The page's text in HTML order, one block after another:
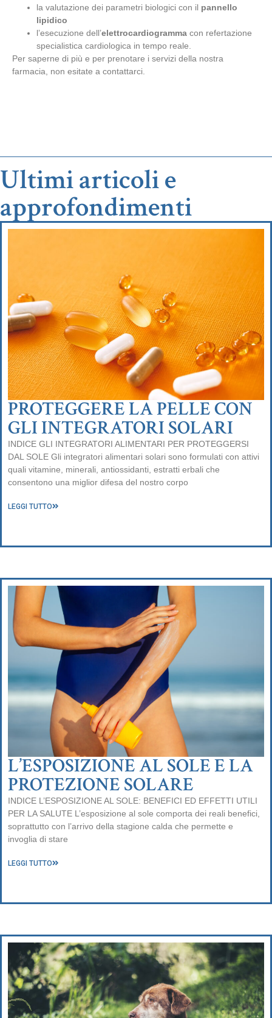
la valutazione dei parametri biologici con il pannello
lipidico
l’esecuzione dell’elettrocardiogramma con refertazione
specialistica cardiologica in tempo reale.
Per saperne di più e per prenotare i servizi della nostra
farmacia, non esitate a contattarci.
Ultimi articoli e
approfondimenti
PROTEGGERE LA PELLE CON
GLI INTEGRATORI SOLARI
INDICE GLI INTEGRATORI ALIMENTARI PER PROTEGGERSI
DAL SOLE Gli integratori alimentari solari sono formulati con attivi
quali vitamine, minerali, antiossidanti, estratti erbali che
consentono una miglior difesa del nostro corpo
LEGGI TUTTO
L’ESPOSIZIONE AL SOLE E LA
PROTEZIONE SOLARE
INDICE L’ESPOSIZIONE AL SOLE: BENEFICI ED EFFETTI UTILI
PER LA SALUTE L’esposizione al sole comporta dei reali benefici,
soprattutto con l’arrivo della stagione calda che permette e
invoglia di stare
LEGGI TUTTO